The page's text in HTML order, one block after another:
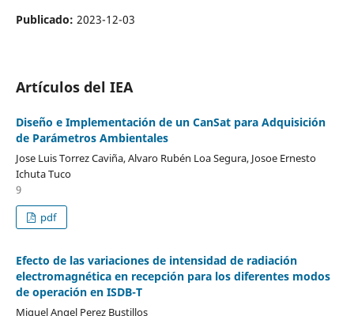
Publicado: 2023-12-03
Artículos del IEA
Diseño e Implementación de un CanSat para Adquisición
de Parámetros Ambientales
Jose Luis Torrez Caviña, Alvaro Rubén Loa Segura, Josoe Ernesto
Ichuta Tuco
9
pdf
Efecto de las variaciones de intensidad de radiación
electromagnética en recepción para los diferentes modos
de operación en ISDB-T
Miguel Angel Perez Bustillos